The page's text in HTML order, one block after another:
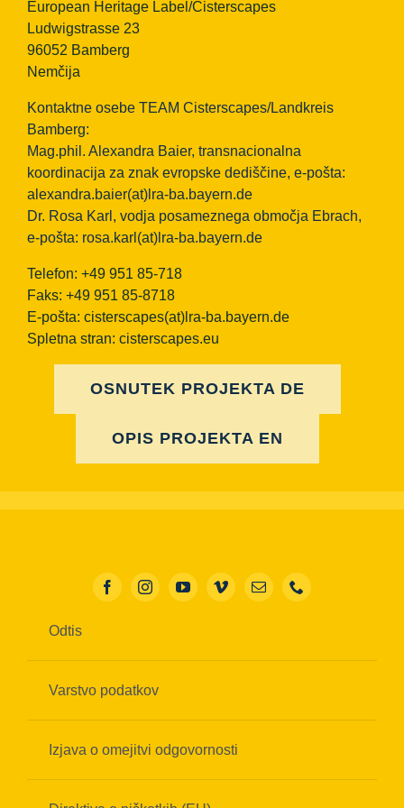
European Heritage Label/Cisterscapes
Ludwigstrasse 23
96052 Bamberg
Nemčija
Kontaktne osebe TEAM Cisterscapes/Landkreis
Bamberg:
Mag.phil. Alexandra Baier, transnacionalna
koordinacija za znak evropske dediščine, e-pošta:
alexandra.baier(at)lra-ba.bayern.de
Dr. Rosa Karl, vodja posameznega območja Ebrach,
e-pošta: rosa.karl(at)lra-ba.bayern.de
Telefon: +49 951 85-718
Faks: +49 951 85-8718
E-pošta: cisterscapes(at)lra-ba.bayern.de
Spletna stran: cisterscapes.eu
OSNUTEK PROJEKTA DE
OPIS PROJEKTA EN
Odtis
Varstvo podatkov
Izjava o omejitvi odgovornosti